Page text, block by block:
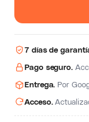
7 días de
Pago seguro.
Entrega. Por
Acceso.